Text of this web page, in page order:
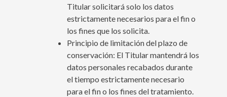
Titular solicitará solo los datos
estrictamente necesarios para el fin o
los fines que los solicita.
Principio de limitación del plazo de
conservación: El Titular mantendrá los
datos personales recabados durante
el tiempo estrictamente necesario
para el fin o los fines del tratamiento.